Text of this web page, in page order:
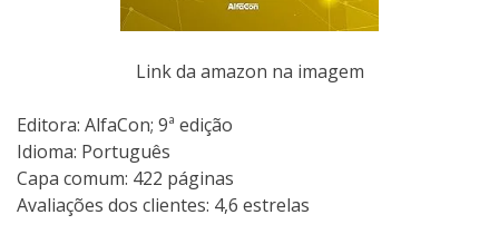
Link da amazon na imagem
Editora: AlfaCon; 9ª edição
Idioma: Português
Capa comum: 422 páginas
Avaliações dos clientes: 4,6 estrelas